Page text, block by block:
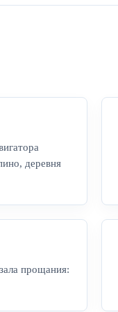
деревня
прощания: